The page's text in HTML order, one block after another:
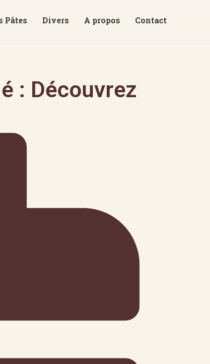
Pâtes Divers A propos Contact
: Découvrez